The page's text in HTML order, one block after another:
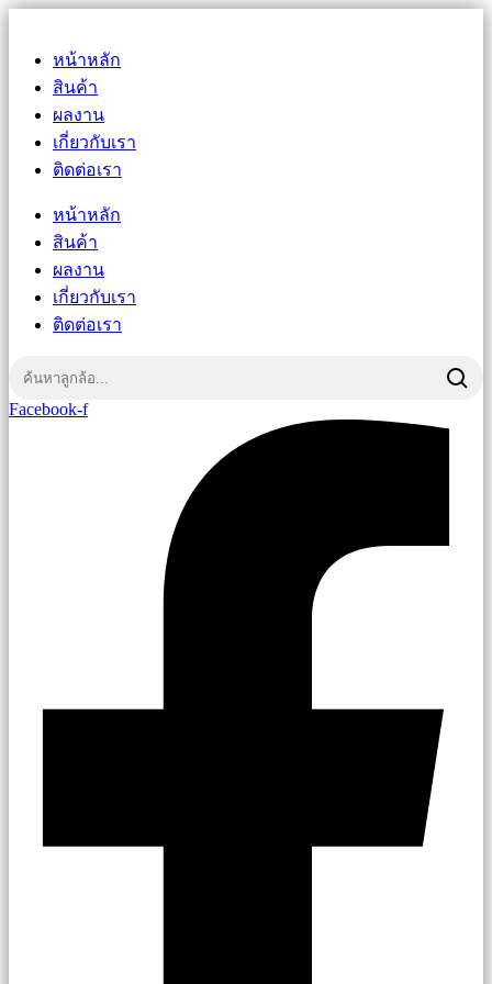
หน้าหลัก
สินค้า
ผลงาน
เกี่ยวกับเรา
ติดต่อเรา
หน้าหลัก
สินค้า
ผลงาน
เกี่ยวกับเรา
ติดต่อเรา
Facebook-f